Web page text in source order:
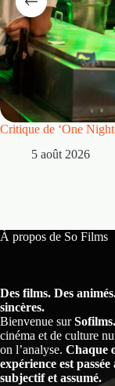
Critique de ‘One
5 août 2026
À propos de So Films
Des films. Des
sincères.
Bienvenue sur
cinéma et de culture
on l’analyse. Chaque
expérience est
subjectif et assumé.